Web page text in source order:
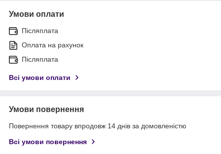
Умови оплати
Післяплата
Оплата на рахунок
Післяплата
Всі умови оплати
Умови повернення
Повернення товару впродовж 14 днів за домовленістю
Всі умови повернення